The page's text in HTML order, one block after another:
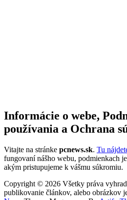
Informácie o webe,
používania a Ochrana
Vitajte na stránke pcnews.sk. Tu
fungovaní nášho webu, podmienkach
akým pristupujeme k vášmu súkromiu.
Copyright © 2026 Všetky práva
publikovanie článkov, alebo obrázkov